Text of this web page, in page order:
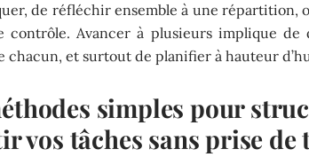
de réfléchir ensemble à une répartition,
contrôle. Avancer à plusieurs implique de
chacun, et surtout de planifier à hauteur
simples pour
vos tâches sans prise de